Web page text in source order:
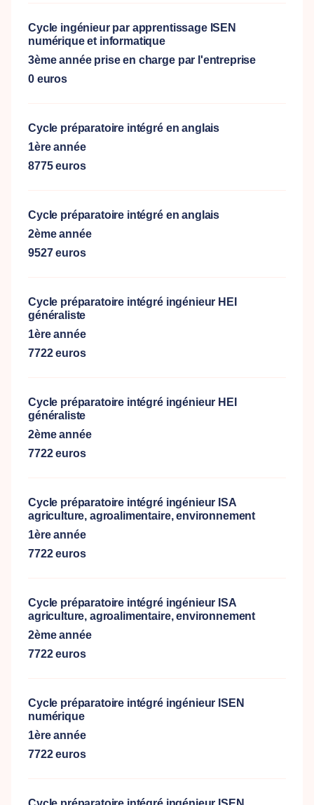
Cycle ingénieur par apprentissage ISEN
numérique et informatique
3ème année prise en charge par l'entreprise
0 euros
Cycle préparatoire intégré en anglais
1ère année
8775 euros
Cycle préparatoire intégré en anglais
2ème année
9527 euros
Cycle préparatoire intégré ingénieur HEI
généraliste
1ère année
7722 euros
Cycle préparatoire intégré ingénieur HEI
généraliste
2ème année
7722 euros
Cycle préparatoire intégré ingénieur ISA
agriculture, agroalimentaire, environnement
1ère année
7722 euros
Cycle préparatoire intégré ingénieur ISA
agriculture, agroalimentaire, environnement
2ème année
7722 euros
Cycle préparatoire intégré ingénieur ISEN
numérique
1ère année
7722 euros